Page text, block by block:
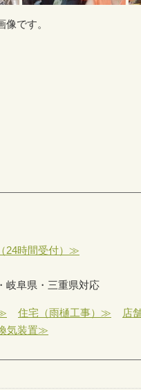
です。
24時間受付）≫
岐阜県・三重県対応
住宅（雨樋工事）≫ 店
気装置≫